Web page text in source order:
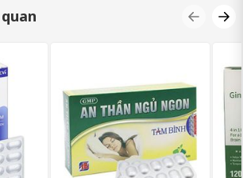
được sản xuất từ Mỹ, chứa trong mỗi viên
phần lành tính, không gây ra tác dụng